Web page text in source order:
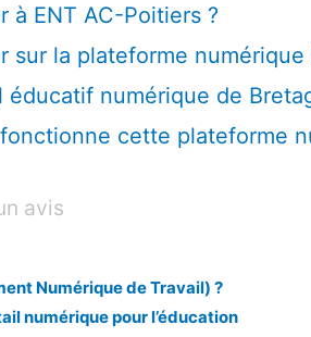
à ENT AC-Poitiers ?
sur la plateforme numérique
éducatif numérique de
cette plateforme
avis
Numérique de Travail) ?
numérique pour l’éducation